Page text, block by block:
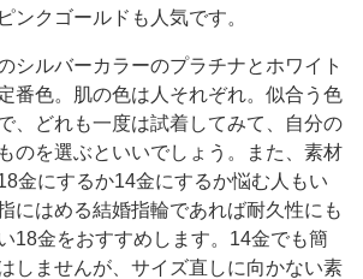
ンクゴールドも人気です。
シルバーカラーのプラチナとホワイト
番色。肌の色は人それぞれ。似合う色
、どれも一度は試着してみて、自分の
のを選ぶといいでしょう。また、素材
金にするか14金にするか悩む人もい
にはめる結婚指輪であれば耐久性にも
18金をおすすめします。14金でも簡
しませんが、サイズ直しに向かない素